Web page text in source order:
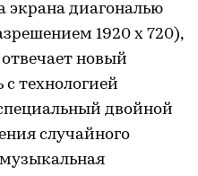
экрана диагональю
1920 x 720),
новый
технологией
двойной
случайного